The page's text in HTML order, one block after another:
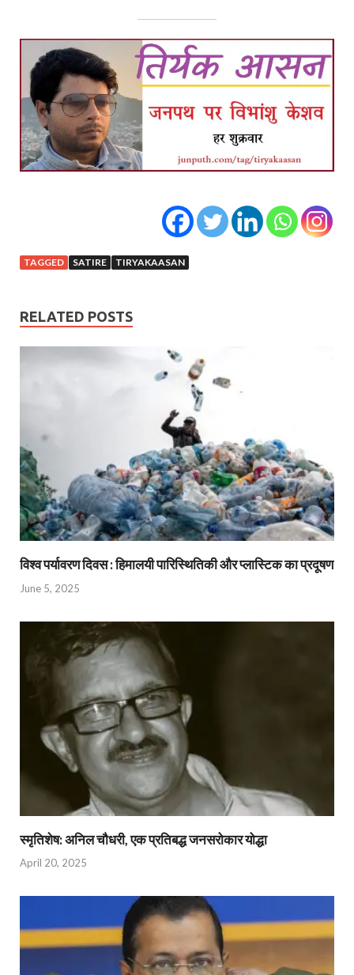
TAGGED SATIRE TIRYAKAASAN
RELATED POSTS
विश्व पर्यावरण दिवस : हिमालयी पारिस्थितिकी और प्लास्टिक का प्रदूषण
June 5, 2025
स्मृतिशेष: अनिल चौधरी, एक प्रतिबद्ध जनसरोकार योद्धा​
April 20, 2025